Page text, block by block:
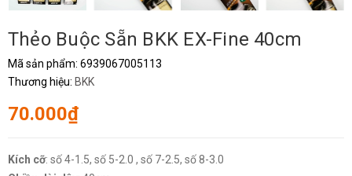
Thẻo Buộc Sẵn BKK EX-Fine 40cm
Mã sản phẩm: 6939067005113
Thương hiệu: BKK
70.000₫
Kích cỡ: số 4-1.5, số 5-2.0 , số 7-2.5, số 8-3.0